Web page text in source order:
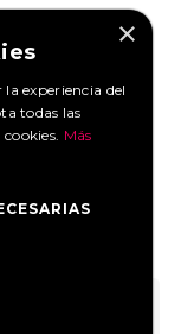
×
experiencia del
todas las
Más